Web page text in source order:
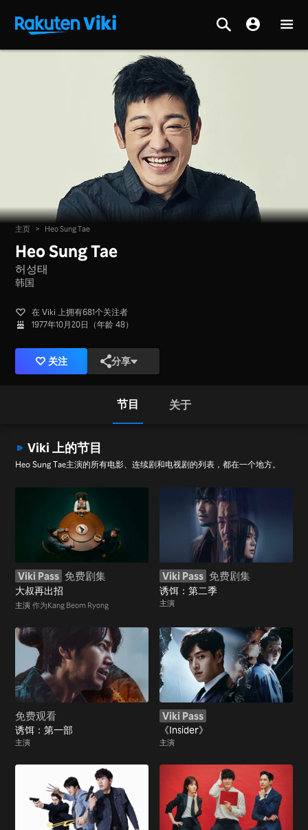
主页 > Heo Sung Tae
Heo Sung Tae
허성태
韩国
在 Viki 上拥有681个关注者
1977年10月20日（年龄 48）
关注 分享
节目 关于
Viki 上的节目
Heo Sung Tae主演的所有电影、连续剧和电视剧的列表，都在一个地方。
Viki Pass 免费剧集
大叔再出招
主演 作为Kang Beom Ryong
Viki Pass 免费剧集
诱饵：第二季
主演
免费观看
诱饵：第一部
主演
Viki Pass
《Insider》
主演